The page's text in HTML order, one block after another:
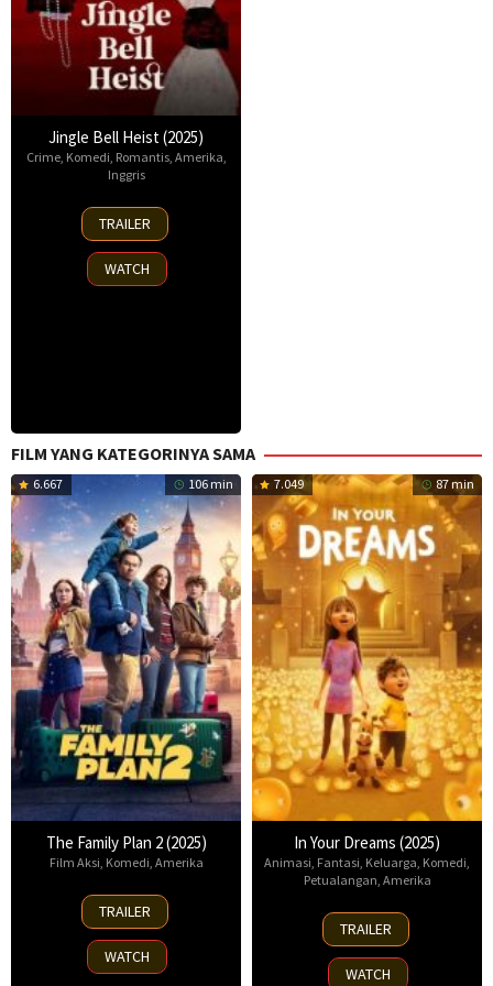
Jingle Bell Heist (2025)
Crime, Komedi Romantis, Amerika
Inggris
25
Nov
2025
TRAILER
WATCH
FILM YANG KATEGORINYA SAMA
6.667 106 min
The Family Plan 2 (2025)
Film Aksi, Komedi, Amerika
11
Nov
2025
TRAILER
WATCH
7.049 87 min
In Your Dreams (2025)
Animasi, Fantasi, Keluarga, Komedi,
Petualangan, Amerika
7
Nov
2025
TRAILER
WATCH